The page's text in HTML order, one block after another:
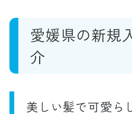
愛媛県の新規
介
美しい髪で可愛ら